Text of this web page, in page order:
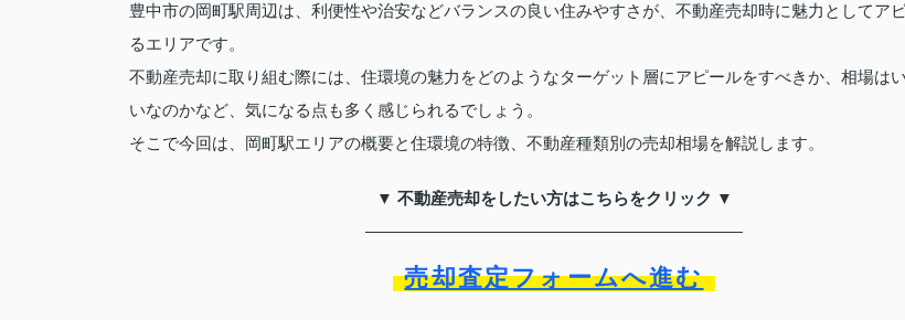
豊中市の岡町駅周辺は、利便性や治安などバランスの良い住みやすさが、不動産売却時に魅力としてア
るエリアです。
不動産売却に取り組む際には、住環境の魅力をどのようなターゲット層にアピールをすべきか、相場は
いなのかなど、気になる点も多く感じられるでしょう。
そこで今回は、岡町駅エリアの概要と住環境の特徴、不動産種類別の売却相場を解説します。
▼ 不動産売却をしたい方はこちらをクリック ▼
売却査定フォームへ進む